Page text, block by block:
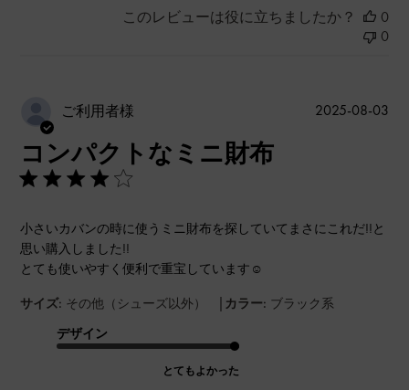
このレビューは役に立ちましたか？
0
0
ご利用者様
コンパクトなミニ財布
小さいカバンの時に使うミニ財布を探していてまさにこれだ!!と
思い購入しました!!
とても使いやすく便利で重宝しています☺︎
サイズ: その他（シューズ以外） | カラー: ブラック系
デザイン
とてもよかった
公
2025-08-03